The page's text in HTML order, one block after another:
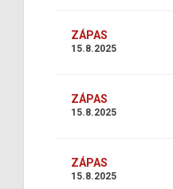
ZÁPAS
15.8.2025
ZÁPAS
15.8.2025
ZÁPAS
15.8.2025